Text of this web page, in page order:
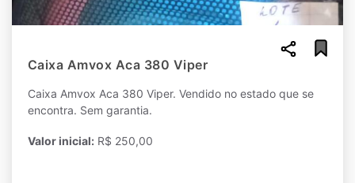
Caixa Amvox Aca 380 Viper
Caixa Amvox Aca 380 Viper. Vendido no estado que se
encontra. Sem garantia.
Valor inicial: R$ 250,00